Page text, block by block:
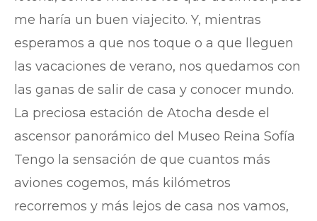
me haría un buen viajecito. Y, mientras
esperamos a que nos toque o a que lleguen
las vacaciones de verano, nos quedamos con
las ganas de salir de casa y conocer mundo.
La preciosa estación de Atocha desde el
ascensor panorámico del Museo Reina Sofía
Tengo la sensación de que cuantos más
aviones cogemos, más kilómetros
recorremos y más lejos de casa nos vamos,